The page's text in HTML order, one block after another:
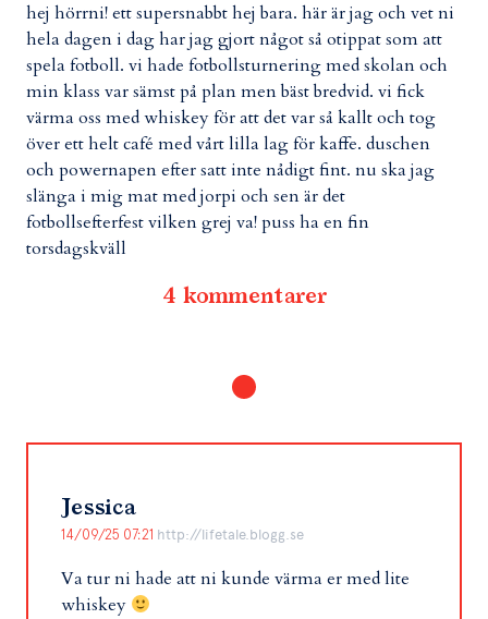
hej hörrni! ett supersnabbt hej bara. här är jag och vet ni
hela dagen i dag har jag gjort något så otippat som att
spela fotboll. vi hade fotbollsturnering med skolan och
min klass var sämst på plan men bäst bredvid. vi fick
värma oss med whiskey för att det var så kallt och tog
över ett helt café med vårt lilla lag för kaffe. duschen
och powernapen efter satt inte nådigt fint. nu ska jag
slänga i mig mat med jorpi och sen är det
fotbollsefterfest vilken grej va! puss ha en fin
torsdagskväll
4 kommentarer
Jessica
14/09/25 07:21 http://lifetale.blogg.se
Va tur ni hade att ni kunde värma er med lite
whiskey